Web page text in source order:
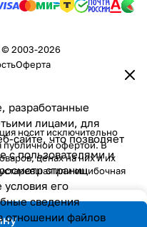
разработанные
лицами, для
сайте, что позволяет
с пользователями и
страниц
условия его
сведения
отношении файлов
© 2003-2026
Оферта
носит исключительно
публичной офертой. В
ценах на них и их
или ошибочная